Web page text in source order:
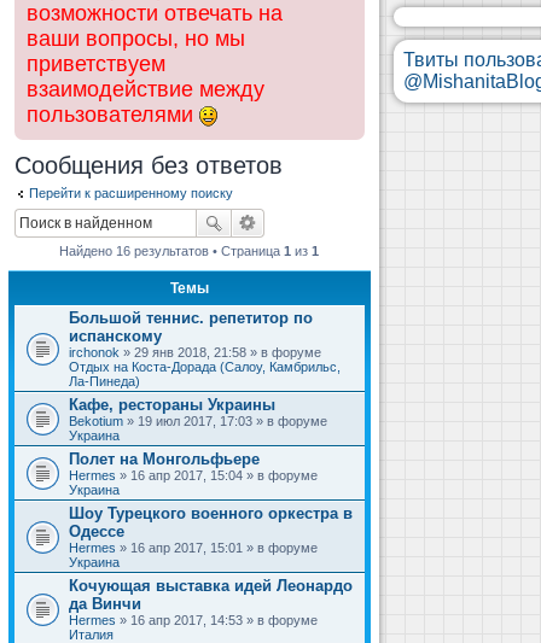
возможности отвечать на
ваши вопросы, но мы
приветствуем
взаимодействие между
пользователями
Сообщения без ответов
Перейти к расширенному поиску
Найдено 16 результатов • Страница1 из1
Темы
Большой теннис. репетитор по
испанскому
irchonok » 29 янв 2018, 21:58 » в форуме
Отдых на Коста-Дорада (Салоу, Камбрильс,
Ла-Пинеда)
Кафе, рестораны Украины
Bekotium » 19 июл 2017, 17:03 » в форуме
Украина
Полет на Монгольфьере
Hermes » 16 апр 2017, 15:04 » в форуме
Украина
Шоу Турецкого военного оркестра в
Одессе
Hermes » 16 апр 2017, 15:01 » в форуме
Украина
Кочующая выставка идей Леонардо
да Винчи
Hermes » 16 апр 2017, 14:53 » в форуме
Италия
Твиты